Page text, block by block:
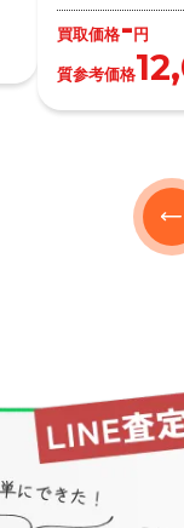
買取価格-円
質参考価格